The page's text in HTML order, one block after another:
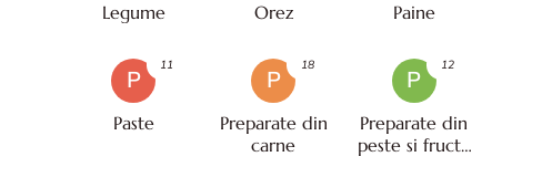
Legume Orez Paine
P
Paste
11
P
Preparate din
carne
18
P
Preparate din
peste si fructe
12